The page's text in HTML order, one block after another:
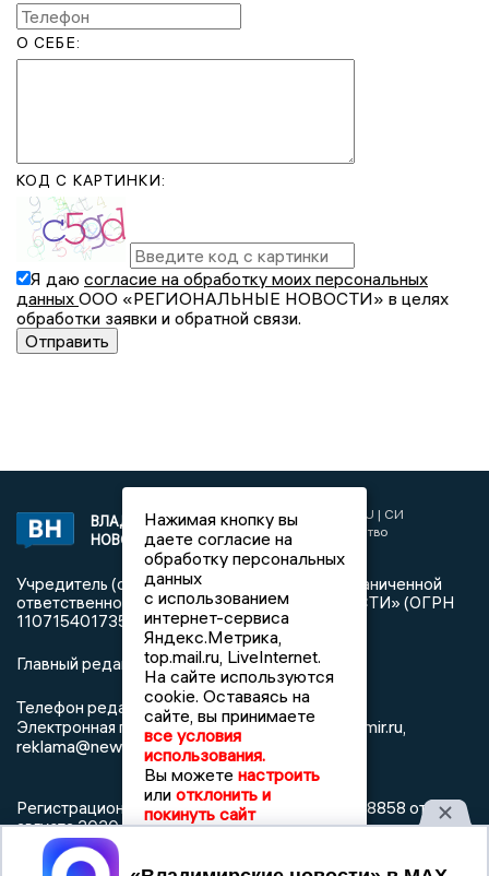
О СЕБЕ:
КОД С КАРТИНКИ:
Я даю согласие на обработку моих персональных
данных ООО «РЕГИОНАЛЬНЫЕ НОВОСТИ» в целях
обработки заявки и обратной связи.
Отправить
ВЛАДИМИРСКИЕ
НОВОСТИ
2017 © NEWSVLADIMIR.RU | СИ
«Информационное агентство
Владимирские новости»
Учредитель (соучредители): Общество с ограниченной
ответственностью «РЕГИОНАЛЬНЫЕ НОВОСТИ» (ОГРН
1107154017354)
Главный редактор: Мазов С. А.
Телефон редакции:8 (4922) 666916
Электронная почта редакции:info@newsvladimir.ru,
reklama@newsvladimir.ru
Регистрационный номер: серия Эл № ФС77-78858 от 4
августа 2020 г. согласно выписке из реестра
зарегистрированных средств массовой информации
выдана Федеральной службой по надзору в сфере связи,
Нажимая кнопку вы
даете согласие на
обработку персональных
данных
с использованием
интернет-сервиса
Яндекс.Метрика,
top.mail.ru, LiveInternet.
На сайте используются
cookie. Оставаясь на
сайте, вы принимаете
все условия
использования.
Вы можете настроить
или отклонить и
покинуть сайт
Принять